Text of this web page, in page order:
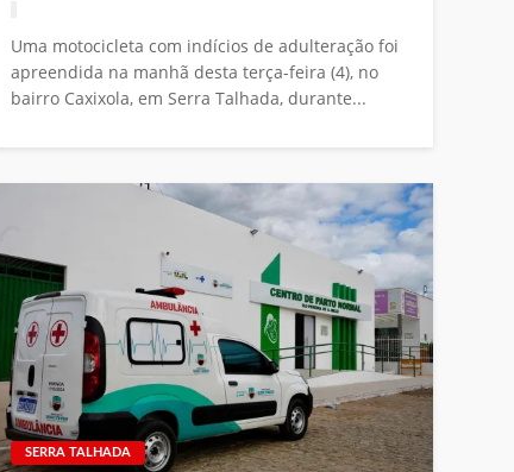
Uma motocicleta com indícios de adulteração foi
apreendida na manhã desta terça-feira (4), no
bairro Caxixola, em Serra Talhada, durante...
SERRA TALHADA